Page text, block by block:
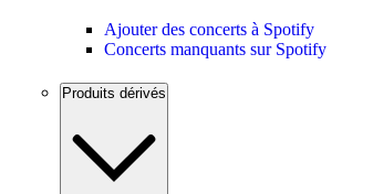
Ajouter des concerts à Spotify
Concerts manquants sur Spotify
Produits dérivés